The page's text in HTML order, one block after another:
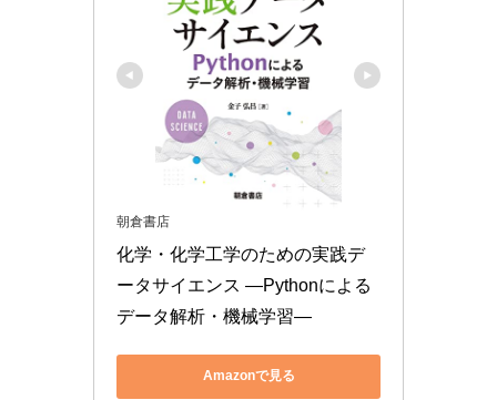
朝倉書店
化学・化学工学のための実践デ
ータサイエンス ―Pythonによる
データ解析・機械学習―
Amazonで見る